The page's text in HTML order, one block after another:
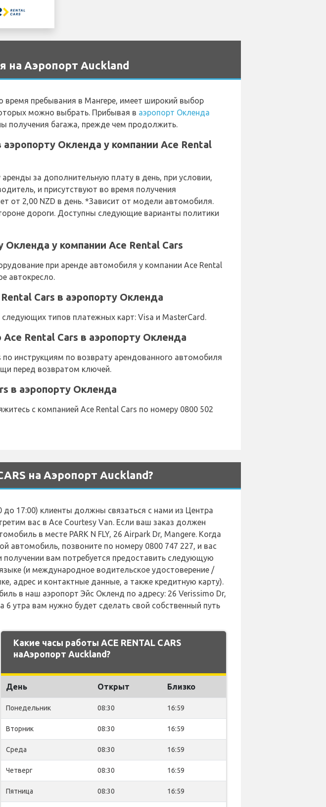
на Аэропорт Auckland
пребывания в Мангере, имеет широкий выбор
можно выбрать. Прибывая в аэропорт Окленда
получения багажа, прежде чем продолжить.
Окленда у компании Ace Rental
за дополнительную плату в день, при условии,
и присутствуют во время получения
от 2,00 NZD в день. *Зависит от модели автомобиля.
дороги. Доступны следующие варианты политики
у компании Ace Rental Cars
при аренде автомобиля у компании Ace Rental
автокресло.
Cars в аэропорту Окленда
типов платежных карт: Visa и MasterCard.
Rental Cars в аэропорту Окленда
инструкциям по возврату арендованного автомобиля
перед возвратом ключей.
в аэропорту Окленда
с компанией Ace Rental Cars по номеру 0800 502
на Аэропорт Auckland?
17:00) клиенты должны связаться с нами из Центра
вас в Ace Courtesy Van. Если ваш заказ должен
в месте PARK N FLY, 26 Airpark Dr, Mangere. Когда
автомобиль, позвоните по номеру 0800 747 227, и вас
получении вам потребуется предоставить следующую
(и международное водительское удостоверение /
адрес и контактные данные, а также кредитную карту).
в наш аэропорт Эйс Окленд по адресу: 26 Verissimo Dr,
6 утра вам нужно будет сделать свой собственный путь
Какие часы работы ACE RENTAL CARS
наАэропорт Auckland?
День Открыт Близко
Понедельник 08:30 16:59
Вторник 08:30 16:59
Среда 08:30 16:59
Четверг 08:30 16:59
Пятница 08:30 16:59